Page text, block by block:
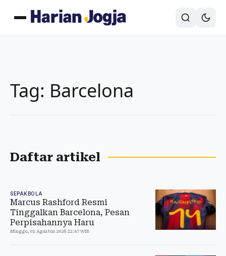
Tag: Barcelona
Daftar artikel
SEPAKBOLA
Marcus Rashford Resmi
Tinggalkan Barcelona, Pesan
Perpisahannya Haru
Minggu, 02 Agustus 2026 22:47 WIB